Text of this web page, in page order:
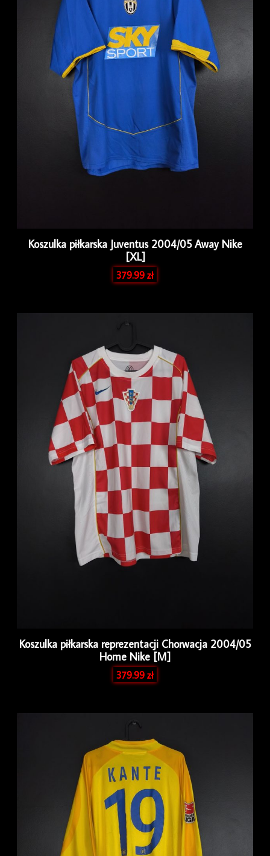
Koszulka piłkarska Juventus 2004/05 Away Nike
[XL]
379.99zł
Koszulka piłkarska reprezentacji Chorwacja 2004/05
Home Nike [M]
379.99zł